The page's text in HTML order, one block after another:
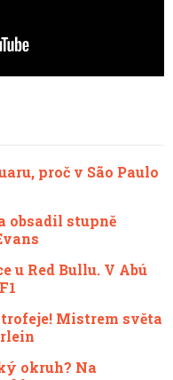
proč v São Paulo
obsadil stupně
u Red Bullu. V Abú
Mistrem světa
okruh? Na